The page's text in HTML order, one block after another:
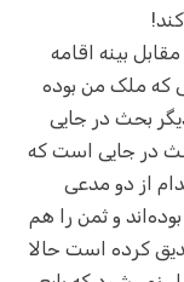
بینه اقامه
که ملک من بوده
بحث در جایی
در جایی است که
از دو مدعی
و ثمن را هم
کرده است حالا